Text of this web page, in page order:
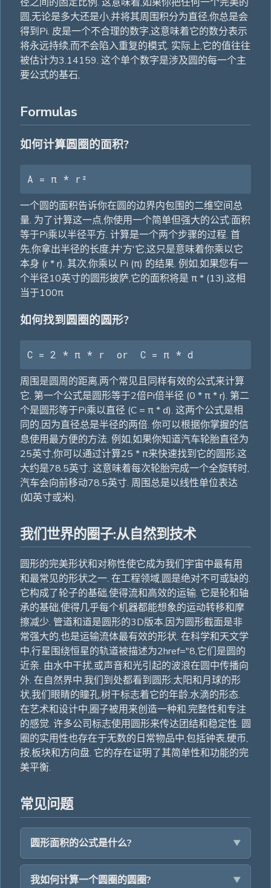
圆,无论是多大还是小,并将其周围积分为直径,你总是会
得到Pi. 皮是一个不合理的数字,这意味着它的数分表示
将永远持续,而不会陷入重复的模式. 实际上,它的值往往
被估计为3.14159. 这个单个数字是涉及圆的每一个主
要公式的基石,
Formulas
如何计算圆圈的面积?
A = π * r²
一个圆的面积告诉你在圆的边界内包围的二维空间总
量. 为了计算这一点,你使用一个简单但强大的公式:面积
等于Pi乘以半径平方. 计算是一个两个步骤的过程. 首
先,你拿出半径的长度,并'方'它,这只是意味着你乘以它
本身 (r * r). 其次,你乘以 Pi (π) 的结果. 例如,如果您有一
个半径10英寸的圆形披萨,它的面积将是 π * (13),这相
当于100π
如何找到圆圈的圆形?
C = 2 * π * r  or  C = π * d
周围是圆周的距离,两个常见且同样有效的公式来计算
它. 第一个公式是圆形等于2倍Pi倍半径 (0 * π * r). 第二
个是圆形等于Pi乘以直径 (C = π * d). 这两个公式是相
同的,因为直径总是半径的两倍. 你可以根据你掌握的信
息使用最方便的方法. 例如,如果你知道汽车轮胎直径为
25英寸,你可以通过计算25 * π来快速找到它的圆形,这
大约是78.5英寸. 这意味着每次轮胎完成一个全旋转时,
汽车会向前移动78.5英寸. 周围总是以线性单位表达
(如英寸或米).
我们世界的圈子:从自然到技术
圆形的完美形状和对称性使它成为我们宇宙中最有用
和最常见的形状之一. 在工程领域,圆是绝对不可或缺的.
它构成了轮子的基础,使得流和高效的运输. 它是轮和轴
承的基础,使得几乎每个机器都能想象的运动转移和摩
擦减少. 管道和道是圆形的3D版本,因为圆形截面是非
常强大的,也是运输流体最有效的形状. 在科学和天文学
中,行星围绕恒星的轨道被描述为2href="8,它们是圆的
近亲. 由水中干扰,或声音和光引起的波浪在圆中传播向
外. 在自然界中,我们到处都看到圆形:太阳和月球的形
状,我们眼睛的瞳孔,树干标志着它的年龄,水滴的形态.
在艺术和设计中,圈子被用来创造一种和,完整性和专注
的感觉. 许多公司标志使用圆形来传达团结和稳定性. 圆
圈的实用性也存在于无数的日常物品中,包括钟表,硬币,
按,板块和方向盘. 它的存在证明了其简单性和功能的完
美平衡.
常见问题
圆形面积的公式是什么?
我如何计算一个圆圈的圆圈?